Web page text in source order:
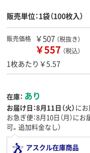
販売単位：1袋（100枚入）
販売価格 ￥507 （税抜き）
￥557 （税込）
1枚あたり￥5.57
在庫： あり
お届け日：8月11日（火）に
お急ぎ便：8月10日（月）にお
可。追加料金なし）
アスクル在庫商品